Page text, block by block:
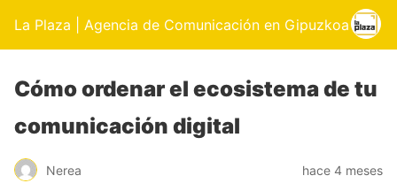
La Plaza | Agencia de Comunicación en Gipuzkoa
Cómo ordenar el ecosistema de tu
comunicación digital
Nerea hace 4 meses